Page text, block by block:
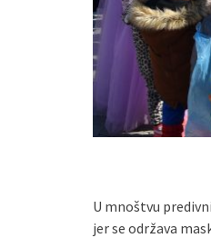
U mnoštvu
jer se održava